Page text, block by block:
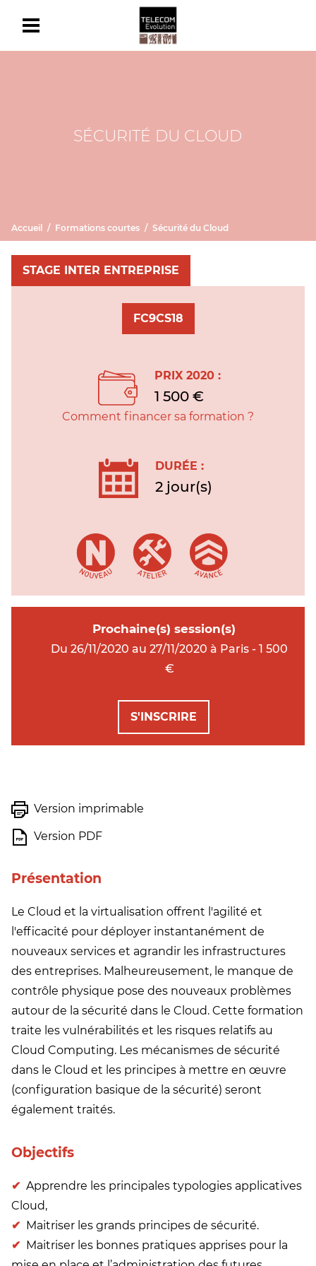
SÉCURITÉ DU CLOUD
Accueil Formations courtes Sécurité du Cloud
FC9CS18
STAGE INTER ENTREPRISE
PRIX 2020 :
1 500 €
Comment financer sa formation ?
DURÉE :
2 jour(s)
Prochaine(s) session(s)
Du 26/11/2020 au 27/11/2020 à Paris - 1 500
€
S'INSCRIRE
Version imprimable
Version PDF
Présentation
Le Cloud et la virtualisation offrent l'agilité et
l'efficacité pour déployer instantanément de
nouveaux services et agrandir les infrastructures
des entreprises. Malheureusement, le manque de
contrôle physique pose des nouveaux problèmes
autour de la sécurité dans le Cloud. Cette formation
traite les vulnérabilités et les risques relatifs au
Cloud Computing. Les mécanismes de sécurité
dans le Cloud et les principes à mettre en œuvre
(configuration basique de la sécurité) seront
également traités.
Objectifs
Apprendre les principales typologies applicatives
Cloud,
Maitriser les grands principes de sécurité.
Maitriser les bonnes pratiques apprises pour la